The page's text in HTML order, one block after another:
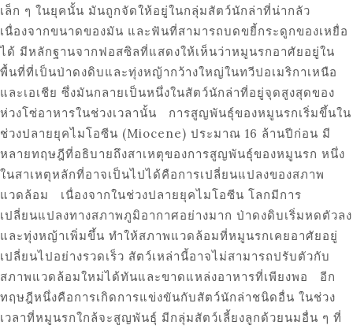
เล็ก ๆ ในยุคนั้น มันถูกจัดให้อยู่ในกลุ่มสัตว์นักล่าที่น่ากลัว
เนื่องจากขนาดของมัน และฟันที่สามารถบดขยี้กระดูกของเหยื่อ
ได้ มีหลักฐานจากฟอสซิลที่แสดงให้เห็นว่าหมูนรกอาศัยอยู่ใน
พื้นที่ที่เป็นป่าดงดิบและทุ่งหญ้ากว้างใหญ่ในทวีปอเมริกาเหนือ
และเอเชีย ซึ่งมันกลายเป็นหนึ่งในสัตว์นักล่าที่อยู่จุดสูงสุดของ
ห่วงโซ่อาหารในช่วงเวลานั้น การสูญพันธุ์ของหมูนรกเริ่มขึ้นใน
ช่วงปลายยุคไมโอซีน (Miocene) ประมาณ 16 ล้านปีก่อน มี
หลายทฤษฎีที่อธิบายถึงสาเหตุของการสูญพันธุ์ของหมูนรก หนึ่ง
ในสาเหตุหลักที่อาจเป็นไปได้คือการเปลี่ยนแปลงของสภาพ
แวดล้อม เนื่องจากในช่วงปลายยุคไมโอซีน โลกมีการ
เปลี่ยนแปลงทางสภาพภูมิอากาศอย่างมาก ป่าดงดิบเริ่มหดตัวลง
และทุ่งหญ้าเพิ่มขึ้น ทำให้สภาพแวดล้อมที่หมูนรกเคยอาศัยอยู่
เปลี่ยนไปอย่างรวดเร็ว สัตว์เหล่านี้อาจไม่สามารถปรับตัวกับ
สภาพแวดล้อมใหม่ได้ทันและขาดแหล่งอาหารที่เพียงพอ อีก
ทฤษฎีหนึ่งคือการเกิดการแข่งขันกับสัตว์นักล่าชนิดอื่น ในช่วง
เวลาที่หมูนรกใกล้จะสูญพันธุ์ มีกลุ่มสัตว์เลี้ยงลูกด้วยนมอื่น ๆ ที่